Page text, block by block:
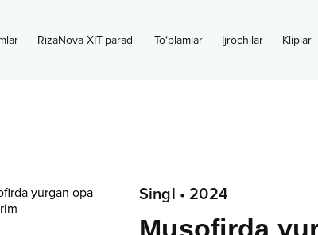
RizaNova XIT-paradi To‘plamlar Ijrochilar Kliplar
Singl • 2024
Musofirda